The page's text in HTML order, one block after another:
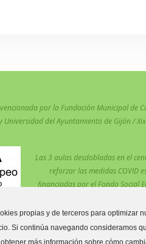
por la Fundación Municipal de
Universidad del Ayuntamiento de Gijón /
Las 3 aulas desdobladas en el
reforzar las medidas COVID
financiadas por el Fondo Social
propias y de terceros para optimizar
Si continúa navegando consideramos
más información sobre cómo